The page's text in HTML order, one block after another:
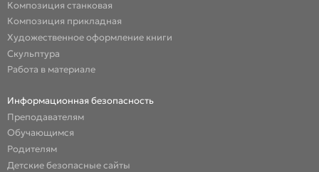
Композиция станковая
Композиция прикладная
Художественное оформление книги
Скульптура
Работа в материале
Информационная безопасность
Преподавателям
Обучающимся
Родителям
Детские безопасные сайты